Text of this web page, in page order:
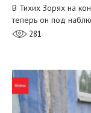
В Тихих Зорях на
теперь он под
281